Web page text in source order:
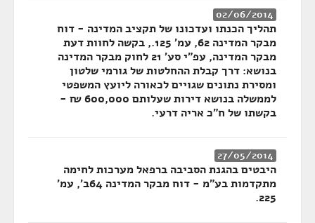
02/06/2014
תהליך הכנתו ועדכונו של תקציב המדינה - דוח
מבקר המדינה 62, עמ' 125., בקשה לחוות דעת
מבקר המדינה, עפ"י סע' 21 לחוק מבקר המדינה
בנושא: דרך קבלת ההחלטות של גורמי שלטון
ומסירת נתונים שגויים לכאורה ליועץ המשפטי
לממשלה בנושא דירות שעלותם 600,000 ₪ -
בקשתו של ח"כ אריה דרעי.
27/05/2014
היבטים בהגנת הסביבה ברפאל מערכות לחימה
מתקדמות בע"מ - דוח מבקר המדינה 64ב', עמ'
225.